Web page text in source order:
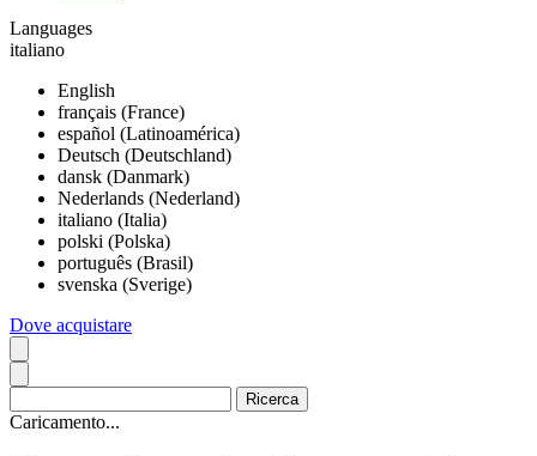
Languages
italiano
English
français (France)
español (Latinoamérica)
Deutsch (Deutschland)
dansk (Danmark)
Nederlands (Nederland)
italiano (Italia)
polski (Polska)
português (Brasil)
svenska (Sverige)
Dove acquistare
Caricamento...